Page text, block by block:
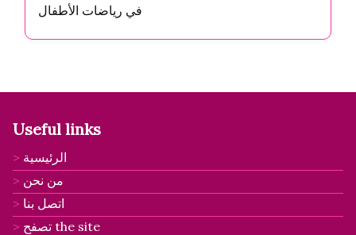
في رياضات الأطفال
Useful links
الرئيسية
من نحن
اتصل بنا
تصفح the site